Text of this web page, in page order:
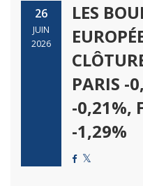
26
JUIN
2026
LES
PARIS -
-0,21%,
-1,29%